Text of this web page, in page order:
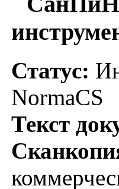
Статус:
NormaCS
Текст